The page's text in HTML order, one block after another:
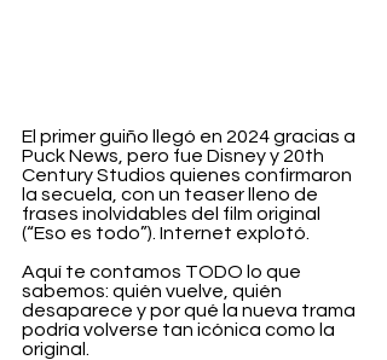
El primer guiño llegó en 2024 gracias a
Puck News, pero fue Disney y 20th
Century Studios quienes confirmaron
la secuela, con un teaser lleno de
frases inolvidables del film original
(“Eso es todo”). Internet explotó.
Aquí te contamos TODO lo que
sabemos: quién vuelve, quién
desaparece y por qué la nueva trama
podría volverse tan icónica como la
original.